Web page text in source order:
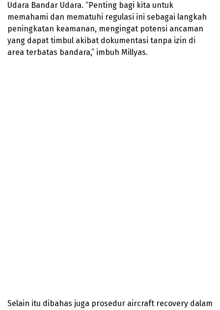
Udara Bandar Udara. “Penting bagi kita untuk
memahami dan mematuhi regulasi ini sebagai langkah
peningkatan keamanan, mengingat potensi ancaman
yang dapat timbul akibat dokumentasi tanpa izin di
area terbatas bandara,” imbuh Millyas.
Selain itu dibahas juga prosedur aircraft recovery dalam